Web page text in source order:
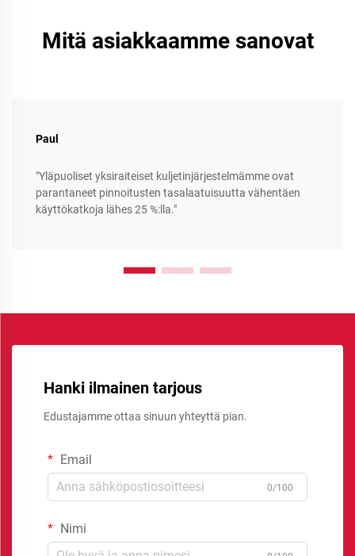
Mitä asiakkaamme sanovat
Paul
"Yläpuoliset yksiraiteiset kuljetinjärjestelmämme ovat
parantaneet pinnoitusten tasalaatuisuutta vähentäen
käyttökatkoja lähes 25 %:lla."
Hanki ilmainen tarjous
Edustajamme ottaa sinuun yhteyttä pian.
Email
0/100
Nimi